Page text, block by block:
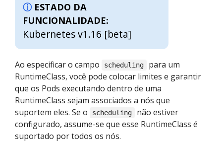
ESTADO DA
FUNCIONALIDADE:
Kubernetes v1.16 [beta]
Ao especificar o campo scheduling
para um
RuntimeClass, você pode colocar limites e garantir
que os Pods executando dentro de uma
RuntimeClass sejam associados a nós que
suportem eles. Se o
scheduling
não estiver
configurado, assume-se que esse RuntimeClass é
suportado por todos os nós.